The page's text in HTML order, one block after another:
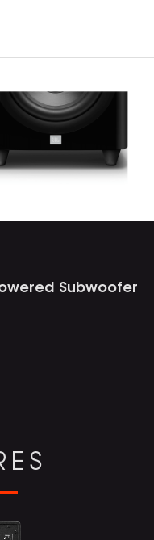
Subwoofer